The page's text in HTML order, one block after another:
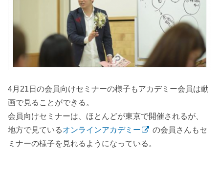
4月21日の会員向けセミナーの様子もアカデミー会員は動
画で見ることができる。
会員向けセミナーは、ほとんどが東京で開催されるが、
地方で見ているオンラインアカデミー
の会員さんもセ
ミナーの様子を見れるようになっている。